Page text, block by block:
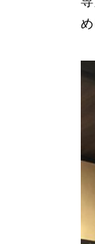
め